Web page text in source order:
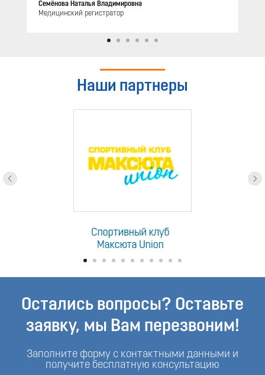
Семёнова Наталья Владимировна
Медицинский регистратор
Наши партнеры
Остались вопросы? Оставьте
заявку, мы Вам перезвоним!
Заполните форму с контактными данными и
получите бесплатную консультацию